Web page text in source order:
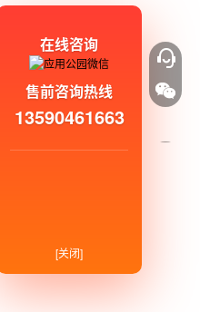
开发
分期购物app
学习购物APP
在线咨询
售前咨询热线
13590461663
[关闭]